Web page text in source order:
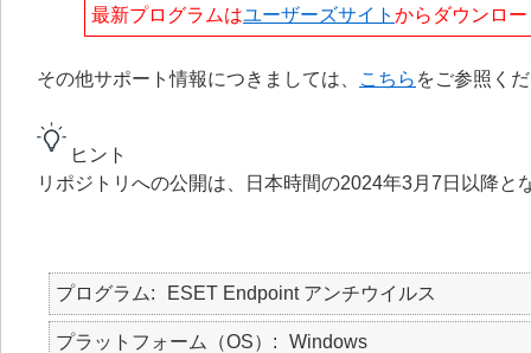
最新プログラムはユーザーズサイト からダウンロ
その他サポート情報につきましては、 こちら をご参照く
ヒント
リポジトリへの公開は、日本時間の2024年3月7日以降と
プログラム ESET Endpoint アンチウイルス
プラットフォーム（OS） Windows